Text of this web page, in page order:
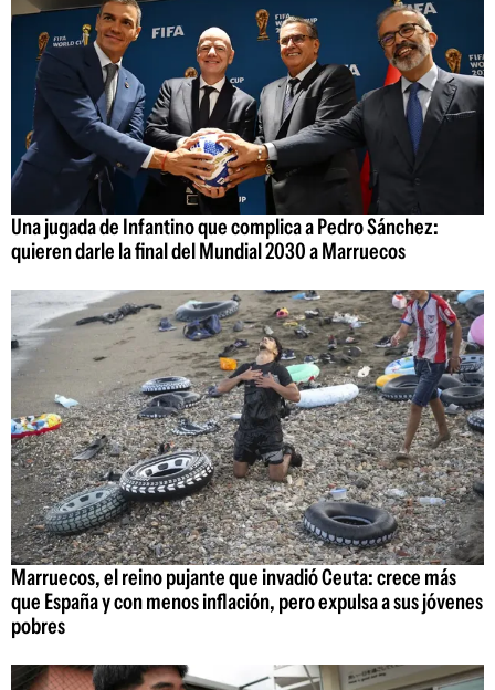
Una jugada de Infantino que complica a Pedro Sánchez:
quieren darle la final del Mundial 2030 a Marruecos
Marruecos, el reino pujante que invadió Ceuta: crece más
que España y con menos inflación, pero expulsa a sus jóvenes
pobres